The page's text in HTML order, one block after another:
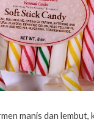
manis dan lembut,